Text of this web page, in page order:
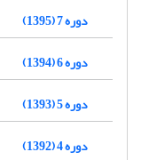
دوره 7 (1395)
دوره 6 (1394)
دوره 5 (1393)
دوره 4 (1392)